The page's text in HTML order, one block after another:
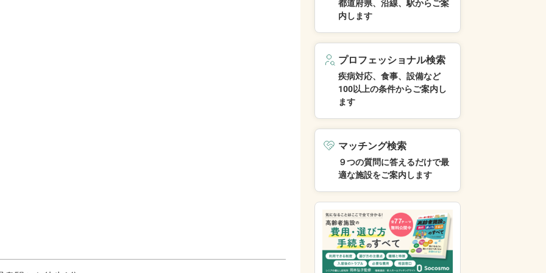
都道府県、沿線、駅からご案
内します
プロフェッショナル検索
疾病対応、食事、設備など
100以上の条件からご案内し
ます
マッチング検索
９つの質問に答えるだけで最
適な施設をご案内します